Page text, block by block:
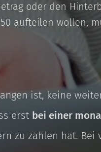
oder den
aufteilen wollen,
ist, keine
erst bei einer
zu zahlen hat. Bei